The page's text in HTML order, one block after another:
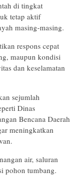
di tingkat
tetap aktif
masing-masing.
respons cepat
maupun kondisi
dan keselamatan
sejumlah
Dinas
Bencana Daerah
meningkatkan
air, saluran
pohon tumbang.